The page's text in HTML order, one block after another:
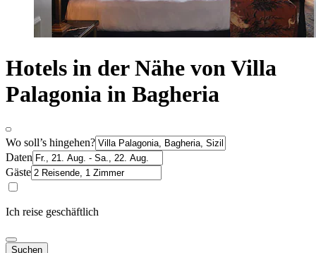
Hotels in der Nähe von Villa
Palagonia in Bagheria
Wo soll’s hingehen?
Daten
Gäste
Ich reise geschäftlich
Suchen